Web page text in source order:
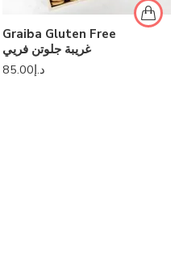
Graiba Gluten Free
غريبة جلوتن فريي
د.إ85.00